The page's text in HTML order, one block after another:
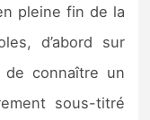
pleine fin de la
d’abord sur
de connaître un
sous-titré